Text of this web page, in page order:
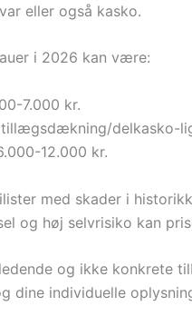
eller også kasko.
i 2026 kan være:
7.000 kr.
delkasko-
12.000 kr.
med skader i
og høj selvrisiko kan
og ikke konkrete
dine individuelle